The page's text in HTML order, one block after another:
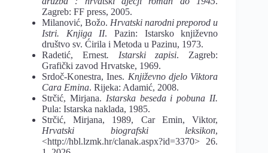
Zagreb: FF press, 2005.
Milanović, Božo. Hrvatski narodni preporod u
Istri. Knjiga II. Pazin: Istarsko književno
društvo sv. Ćirila i Metoda u Pazinu, 1973.
Radetić, Ernest. Istarski zapisi. Zagreb:
Grafički zavod Hrvatske, 1969.
Srdoč-Konestra, Ines. Književno djelo Viktora
Cara Emina. Rijeka: Adamić, 2008.
Strčić, Mirjana. Istarska beseda i pobuna II.
Pula: Istarska naklada, 1985.
Strčić, Mirjana, 1989, Car Emin, Viktor,
Hrvatski biografski leksikon,
<http://hbl.lzmk.hr/clanak.aspx?id=3370> 26.